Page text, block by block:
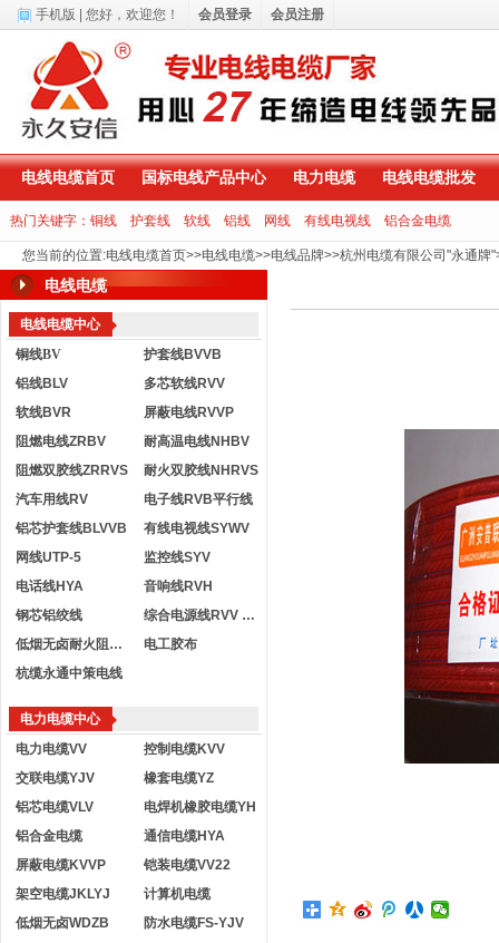
电线电缆首页 国标电线产品中心 电力电缆 电线电缆批发
热门关键字： 铜线 护套线 软线 铝线 网线 有线电视线 铝合金电缆
您当前的位置:电线电缆首页>>电线电缆>>电线品牌>>杭州电缆有限公司"永通牌"
电线电缆
电线电缆中心
铜线BV
护套线BVVB
铝线BLV
多芯软线RVV
软线BVR
屏蔽电线RVVP
阻燃电线ZRBV
耐高温电线NHBV
阻燃双胶线ZRRVS
耐火双胶线NHRVS
汽车用线RV
电子线RVB平行线
铝芯护套线BLVVB
有线电视线SYWV
网线UTP-5
监控线SYV
电话线HYA
音响线RVH
钢芯铝绞线
综合电源线RVV KVVR
低烟无卤耐火阻燃电线
电工胶布
杭缆永通中策电线
电力电缆中心
电力电缆VV
控制电缆KVV
交联电缆YJV
橡套电缆YZ
铝芯电缆VLV
电焊机橡胶电缆YH
铝合金电缆
通信电缆HYA
屏蔽电缆KVVP
铠装电缆VV22
架空电缆JKLYJ
计算机电缆
低烟无卤WDZB
防水电缆FS-YJV
手机版 | 您好， 欢迎您！ 会员登录 会员注册